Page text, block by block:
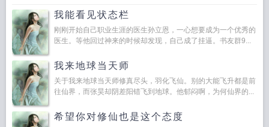
我能看见状态栏
刚刚开始自己职业生涯的医生孙立恩，一心想要成为一个优秀的
医生。等他回过神来的时候却发现，自己成了挂逼。书友群9...
我来地球当天师
关于我来地球当天师修真尽头，羽化飞仙。别的大能飞升都是前
往仙界，而张昊却阴差阳错飞到地球。他郁闷啊，为何仙界的...
希望你对修仙也是这个态度